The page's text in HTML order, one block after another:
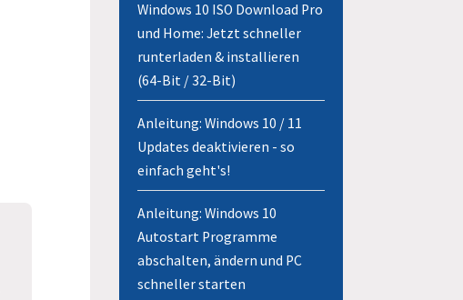
Windows 10 ISO Download Pro
und Home: Jetzt schneller
runterladen & installieren
(64-Bit / 32-Bit)
Anleitung: Windows 10 / 11
Updates deaktivieren - so
einfach geht's!
Anleitung: Windows 10
Autostart Programme
abschalten, ändern und PC
schneller starten